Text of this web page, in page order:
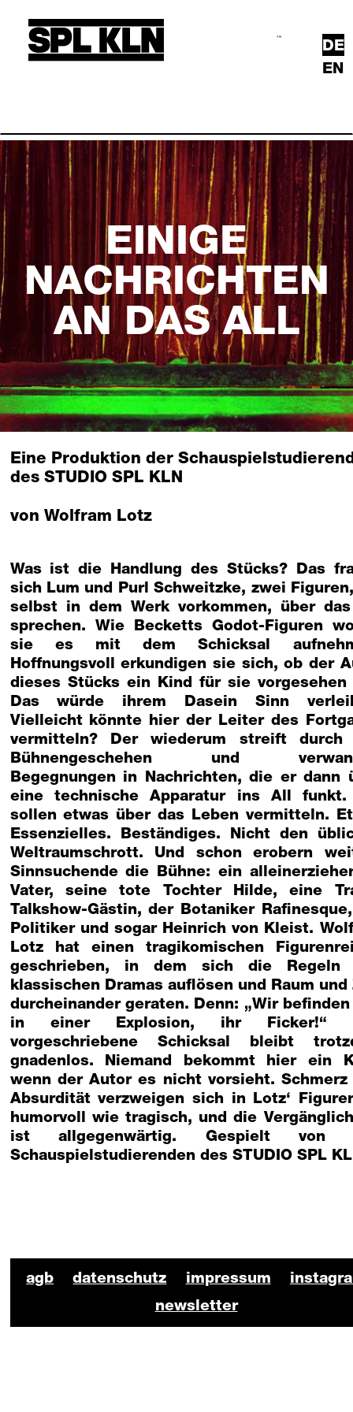
Hauptmenü
DE
EN
EINIGE
NACHRICHTEN
AN DAS ALL
Eine Produktion der
des STUDIO SPL KLN
von Wolfram Lotz
Was ist die Handlung des Stücks? Das
sich Lum und Purl Schweitzke, zwei
selbst in dem Werk vorkommen, über
sprechen. Wie Becketts Godot-Figuren
sie es mit dem Schicksal
Hoffnungsvoll erkundigen sie sich, ob der
dieses Stücks ein Kind für sie vorgesehen
Das würde ihrem Dasein Sinn
Vielleicht könnte hier der Leiter des
vermitteln? Der wiederum streift durch
Bühnengeschehen und
Begegnungen in Nachrichten, die er dann
eine technische Apparatur ins All funkt.
sollen etwas über das Leben vermitteln.
Essenzielles. Beständiges. Nicht den
Weltraumschrott. Und schon erobern
Sinnsuchende die Bühne: ein
Vater, seine tote Tochter Hilde, eine
Talkshow-Gästin, der Botaniker
Politiker und sogar Heinrich von Kleist.
Lotz hat einen tragikomischen
geschrieben, in dem sich die Regeln
klassischen Dramas auflösen und Raum und
durcheinander geraten. Denn: „Wir
in einer Explosion, ihr Ficker!“
vorgeschriebene Schicksal bleibt
gnadenlos. Niemand bekommt hier ein
wenn der Autor es nicht vorsieht. Schmerz
Absurdität verzweigen sich in Lotz‘
humorvoll wie tragisch, und die
ist allgegenwärtig. Gespielt von
Schauspielstudierenden des STUDIO SPL
agb datenschutz impressum
newsletter